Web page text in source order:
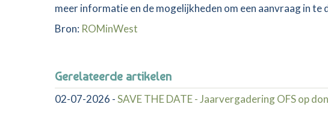
meer informatie en de mogelijkheden om een aanvraag in te
Bron: ROMinWest
Gerelateerde artikelen
02-07-2026 -SAVE THE DATE - Jaarvergadering OFS op